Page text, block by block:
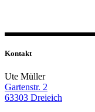
Kontakt
Ute Müller
Gartenstr. 2
63303 Dreieich